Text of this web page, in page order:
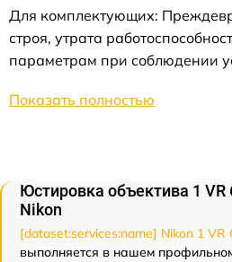
Для комплектующих:
строя, утрата
параметрам при соблюдении
Показать полностью
Юстировка объектива 1
Nikon
[dataset:services:name] Nikon 1 VR
выполняется в нашем